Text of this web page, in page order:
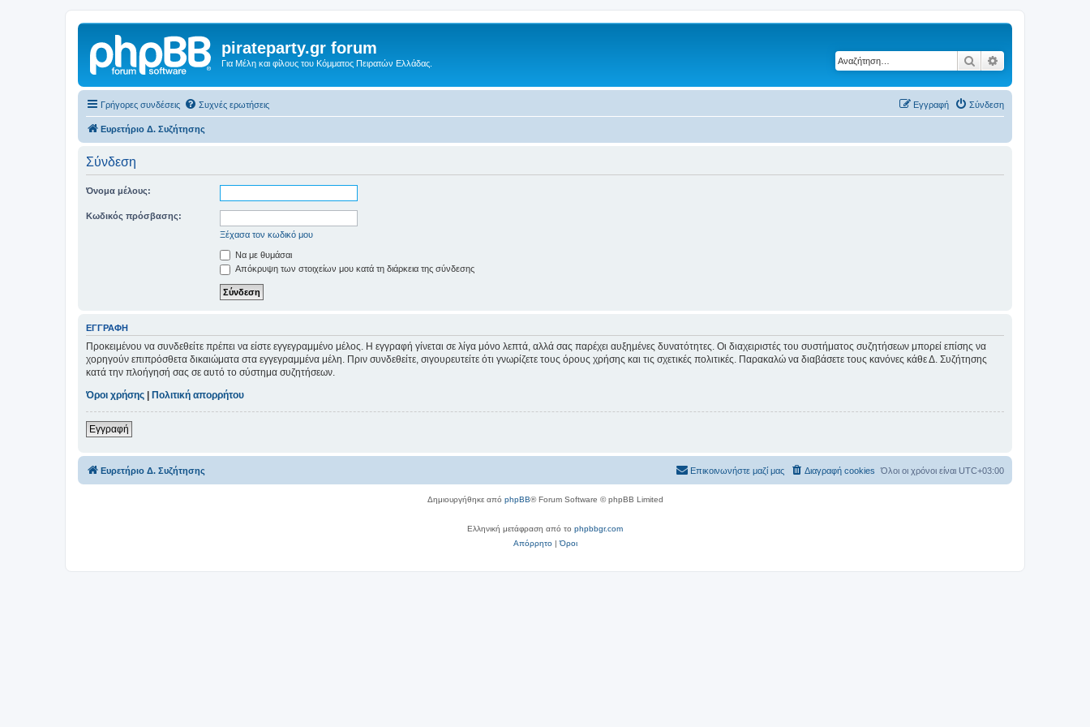
pirateparty.gr forum
Για Μέλη και φίλους του Κόμματος Πειρατών Ελλάδας. Αναζήτηση
Γρήγορες συνδέσεις Συχνές ερωτήσεις Σύνδεση
Εγγραφή
Ευρετήριο Δ. Συζήτησης
Σύνδεση
Όνομα μέλους:
Κωδικός πρόσβασης:
Ξέχασα τον κωδικό μου
Να με θυμάσαι
Απόκρυψη των στοιχείων μου κατά τη διάρκεια της σύνδεσης
ΕΓΓΡΑΦΉ
Προκειμένου να συνδεθείτε πρέπει να είστε εγγεγραμμένο μέλος. Η εγγραφή γίνεται σε λίγα μόνο λεπτά, αλλά σας παρέχει αυξημένες δυνατότητες. Οι διαχειριστές του συστήματος συζητήσεων μπορεί επίσης να
χορηγούν επιπρόσθετα δικαιώματα στα εγγεγραμμένα μέλη. Πριν συνδεθείτε, σιγουρευτείτε ότι γνωρίζετε τους όρους χρήσης και τις σχετικές πολιτικές. Παρακαλώ να διαβάσετε τους κανόνες κάθε Δ. Συζήτησης
κατά την πλοήγησή σας σε αυτό το σύστημα συζητήσεων.
Όροι χρήσης
Πολιτική απορρήτου
Εγγραφή
Ευρετήριο Δ. Συζήτησης Όλοι οι χρόνοι είναι UTC+03:00
Διαγραφή cookies
Επικοινωνήστε μαζί μας
Δημιουργήθηκε από phpBB® Forum Software © phpBB Limited
Ελληνική μετάφραση από το phpbbgr.com
Απόρρητο|Όροι